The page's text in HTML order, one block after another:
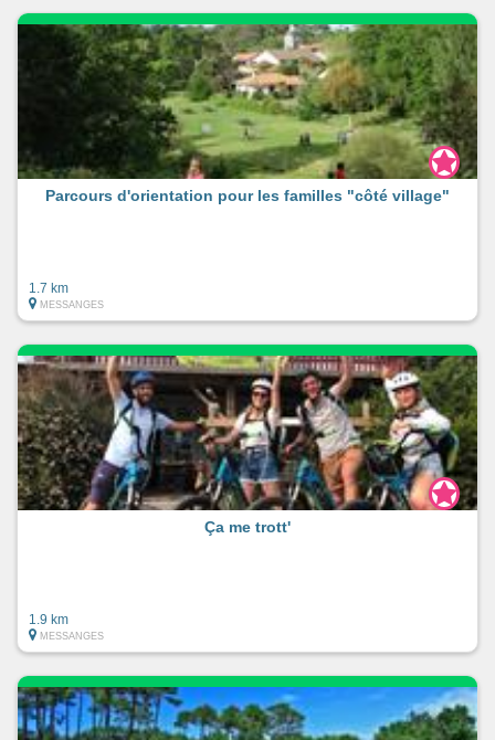
Parcours d'orientation pour les familles "côté village"
1.7 km
MESSANGES
Ça me trott'
1.9 km
MESSANGES